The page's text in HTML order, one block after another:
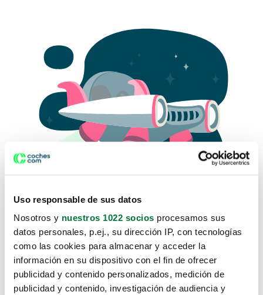
Uso responsable de sus datos
Nosotros y nuestros 1022 socios procesamos sus
datos personales, p.ej., su dirección IP, con tecnologías
como las cookies para almacenar y acceder la
información en su dispositivo con el fin de ofrecer
publicidad y contenido personalizados, medición de
publicidad y contenido, investigación de audiencia y
Lo sentimos, no sabemos como
te hemos traido hasta aquí.